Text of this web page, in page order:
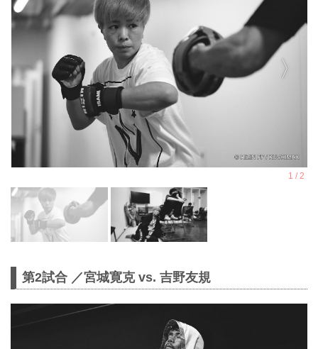
第2試合 ／宮城寛克 vs. 吉野友規